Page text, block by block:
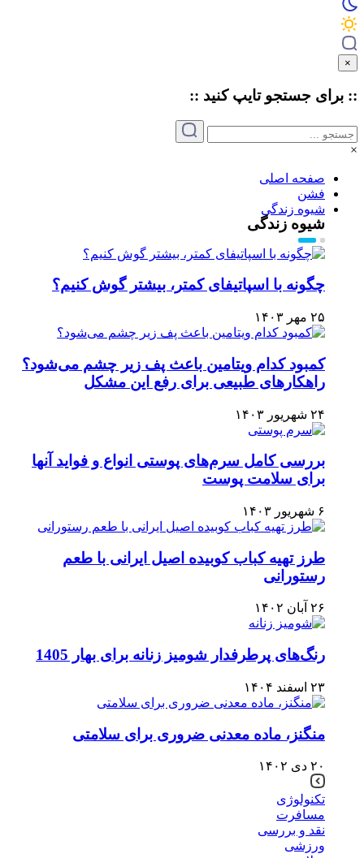
×
:: برای جستجو تایپکنید ::
×
صفحه اصلی
فشن
شیوه زندگی
شیوه زندگی
چگونه با اسپاتیفای کمتر، بیشتر گوش کنیم؟
۲۵ مهر ۱۴۰۳
کمبود کدام ویتامین باعث پف زیر چشم می‌شود؟
راهکارهای طبیعی برای رفع این مشکل
۲۴ شهریور ۱۴۰۳
بررسی کامل سرم‌های پوستی انواع و فواید آنها
برای سلامت پوست
۶ شهریور ۱۴۰۳
طرز تهیه کباب کوبیده اصیل ایرانی با طعم
رستورانی
۲۶ آبان ۱۴۰۲
رنگ‌های پرطرفدار شومیز زنانه برای بهار 1405
۲۳ اسفند ۱۴۰۴
منگنز، ماده معدنی ضروری برای سلامتی
۲۰ دی ۱۴۰۲
تکنولوژی
مسافرت
نقد و بررسی
ورزشی